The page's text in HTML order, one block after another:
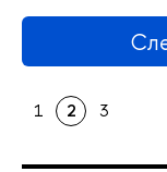
1 2 3